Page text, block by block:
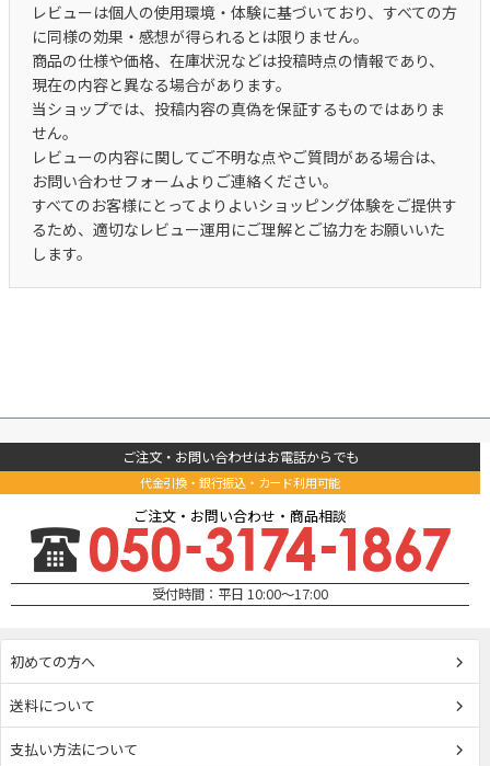
レビューは個人の使用環境・体験に基づいており、すべての方
に同様の効果・感想が得られるとは限りません。
商品の仕様や価格、在庫状況などは投稿時点の情報であり、
現在の内容と異なる場合があります。
当ショップでは、投稿内容の真偽を保証するものではありま
せん。
レビューの内容に関してご不明な点やご質問がある場合は、
お問い合わせフォームよりご連絡ください。
すべてのお客様にとってよりよいショッピング体験をご提供す
るため、適切なレビュー運用にご理解とご協力をお願いいた
します。
ご注文・お問い合わせはお電話からでも
代金引換・銀行振込・カード利用可能
ご注文・お問い合わせ・商品相談
受付時間：平日 10:00～17:00
初めての方へ
送料について
支払い方法について